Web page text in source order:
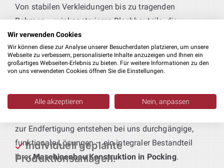
Von stabilen Verkleidungen bis zu tragenden
Rahmen – wir konstruieren Blechbauteile, die
passgenau an Ihre Fertigungsabläufe und
Qualitätsstandards angepasst sind.
Technik für maßgeschneiderte
Sie geben das Produkt vor – wir liefern die passende
zur Endfertigung entstehen bei uns durchgängige,
funktionale Lösungen – ein integraler Bestandteil
IhrerMaschinenbau Konstruktion in Pocking.
Individuell geplante
Produktionsanlagen:
Wir verwenden Cookies
Wir können diese zur Analyse unserer Besucherdaten platzieren, um unsere
Webseite zu verbessern, personalisierte Inhalte anzuzeigen und Ihnen ein
großartiges Webseiten-Erlebnis zu bieten. Für weitere Informationen zu den
von uns verwendeten Cookies öffnen Sie die Einstellungen.
Alle akzeptieren Nein, anpassen